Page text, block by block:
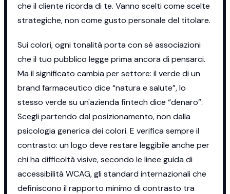
che il cliente ricorda di te. Vanno scelti come scelte
strategiche, non come gusto personale del titolare.
Sui colori, ogni tonalità porta con sé associazioni
che il tuo pubblico legge prima ancora di pensarci.
Ma il significato cambia per settore: il verde di un
brand farmaceutico dice “natura e salute”, lo
stesso verde su un'azienda fintech dice “denaro”.
Scegli partendo dal posizionamento, non dalla
psicologia generica dei colori. E verifica sempre il
contrasto: un logo deve restare leggibile anche per
chi ha difficoltà visive, secondo le linee guida di
accessibilità WCAG, gli standard internazionali che
definiscono il rapporto minimo di contrasto tra